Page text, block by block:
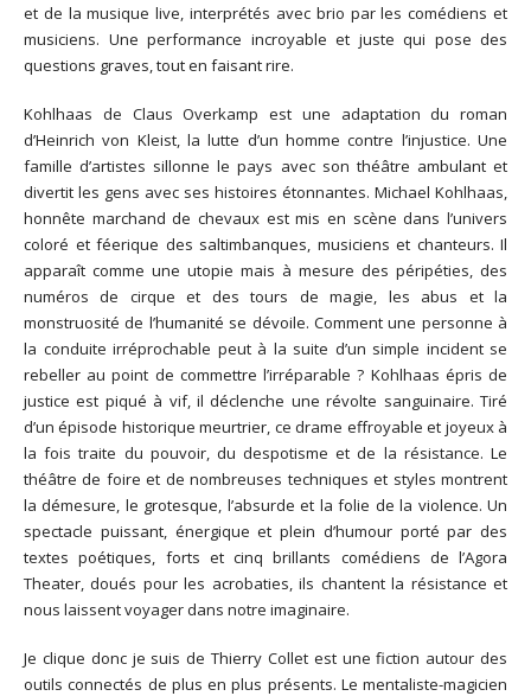
et de la musique live, interprétés avec brio par les comédiens et
musiciens. Une performance incroyable et juste qui pose des
questions graves, tout en faisant rire.
Kohlhaas de Claus Overkamp est une adaptation du roman
d’Heinrich von Kleist, la lutte d’un homme contre l’injustice. Une
famille d’artistes sillonne le pays avec son théâtre ambulant et
divertit les gens avec ses histoires étonnantes. Michael Kohlhaas,
honnête marchand de chevaux est mis en scène dans l’univers
coloré et féerique des saltimbanques, musiciens et chanteurs. Il
apparaît comme une utopie mais à mesure des péripéties, des
numéros de cirque et des tours de magie, les abus et la
monstruosité de l’humanité se dévoile. Comment une personne à
la conduite irréprochable peut à la suite d’un simple incident se
rebeller au point de commettre l’irréparable ? Kohlhaas épris de
justice est piqué à vif, il déclenche une révolte sanguinaire. Tiré
d’un épisode historique meurtrier, ce drame effroyable et joyeux à
la fois traite du pouvoir, du despotisme et de la résistance. Le
théâtre de foire et de nombreuses techniques et styles montrent
la démesure, le grotesque, l’absurde et la folie de la violence. Un
spectacle puissant, énergique et plein d’humour porté par des
textes poétiques, forts et cinq brillants comédiens de l’Agora
Theater, doués pour les acrobaties, ils chantent la résistance et
nous laissent voyager dans notre imaginaire.
Je clique donc je suis de Thierry Collet est une fiction autour des
outils connectés de plus en plus présents. Le mentaliste-magicien